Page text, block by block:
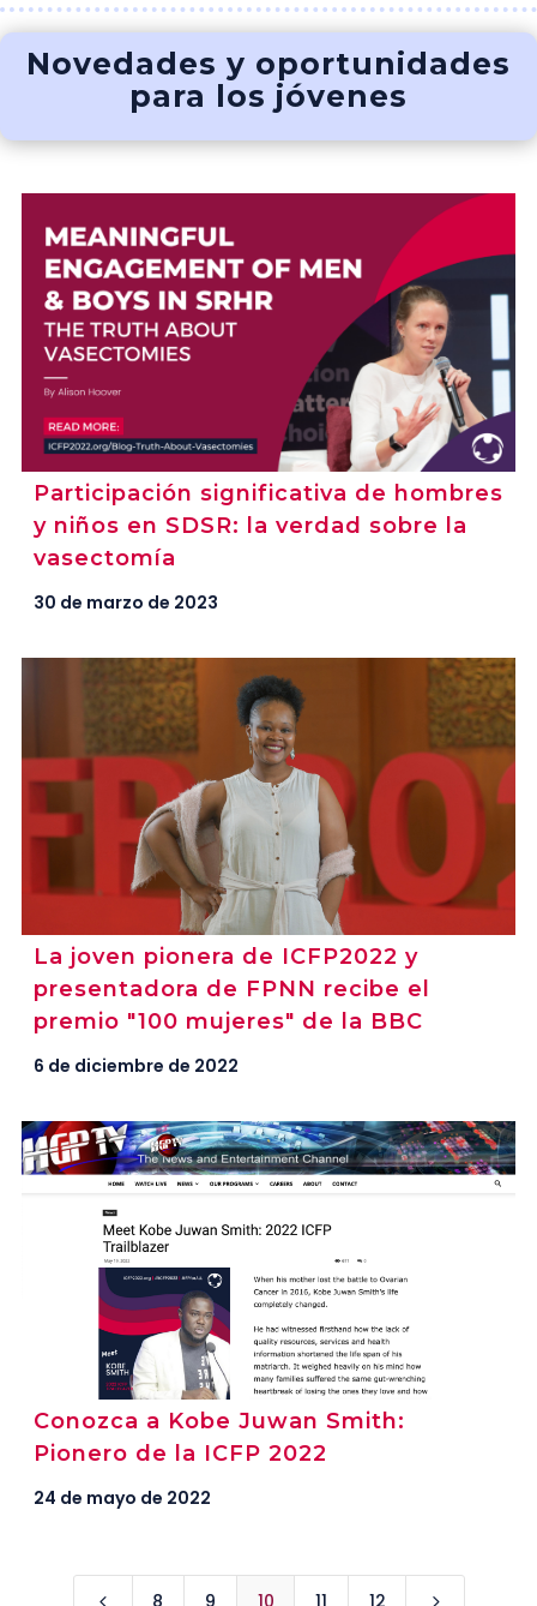
Novedades y oportunidades
para los jóvenes
Participación significativa de hombres
y niños en SDSR: la verdad sobre la
vasectomía
30 de marzo de 2023
La joven pionera de ICFP2022 y
presentadora de FPNN recibe el
premio "100 mujeres" de la BBC
6 de diciembre de 2022
Conozca a Kobe Juwan Smith:
Pionero de la ICFP 2022
24 de mayo de 2022